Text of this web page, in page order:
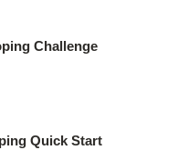
Challenge
Quick Start